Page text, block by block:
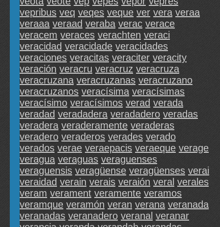
vepribus veq veqes veque ver vera veraa
veraaa veraad veraba verac verace
veracem veraces verachten veraci
veracidad veracidade veracidades
veraciones veracitas veraciter veracity
veración veracru veracruz veracruza
veracruzana veracruzanas veracruzano
veracruzanos veracísima veracísimas
veracísimo veracísimos verad verada
veradad veradadera veradadero veradas
veradera veraderamente veraderas
veradero veraderos verades verado
verados verae veraepacis veraeque verage
veragua veraguas veraguenses
veraguensis veragüense veragüenses verai
veraidad verain verais veraión veral verales
veram verament veramente veramos
veramque veramón veran verana veranada
veranadas veranadero veranal veranar